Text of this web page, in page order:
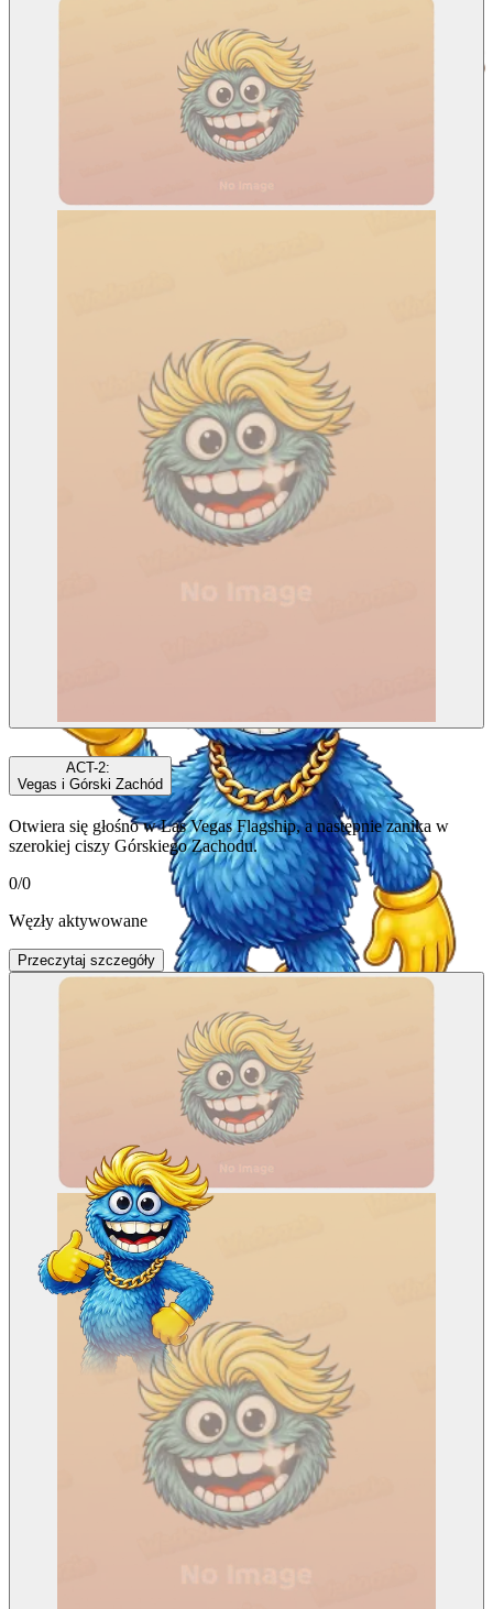
ACT-5
ACT-6
ACT-2:
Vegas i Górski Zachód
Otwiera się głośno w Las Vegas Flagship, a następnie zanika w
szerokiej ciszy Górskiego Zachodu.
0/0
Węzły aktywowane
Przeczytaj szczegóły
Dołącz do Wadoozie Sieć
Śledź Wadoozie na żywo, poznaj misję i pozostań w kontakcie z